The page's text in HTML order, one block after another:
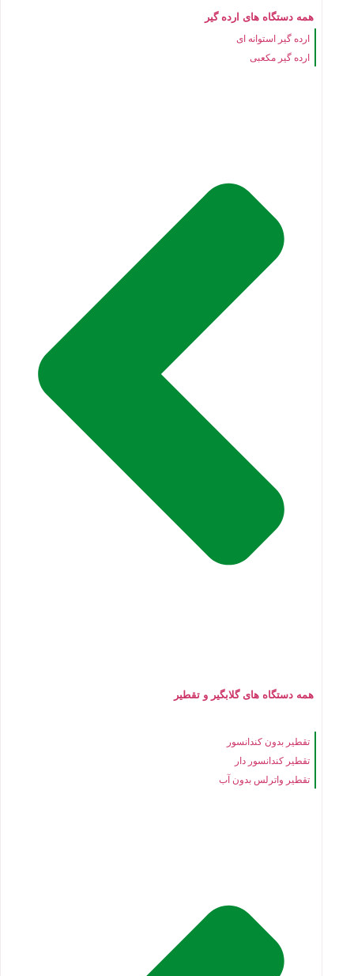
همه دستگاه های ارده گیر
ارده گیر استوانه ای
ارده گیر مکعبی
همه دستگاه های گلابگیر و تقطیر
تقطیر بدون کندانسور
تقطیر کندانسور دار
تقطیر واترلس بدون آب